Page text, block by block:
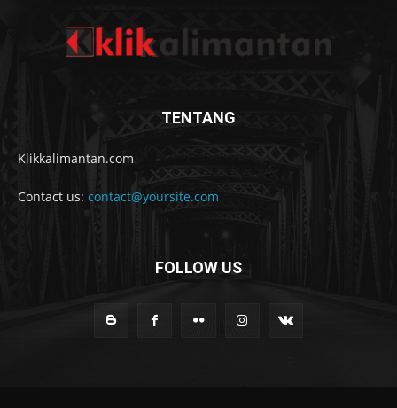
TENTANG
Klikkalimantan.com
Contact us: contact@yoursite.com
FOLLOW US